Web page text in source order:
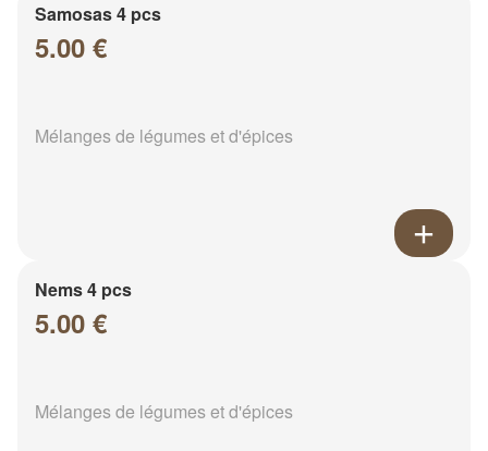
Samosas 4 pcs
5.00 €
Mélanges de légumes et d'épices
Nems 4 pcs
5.00 €
Mélanges de légumes et d'épices